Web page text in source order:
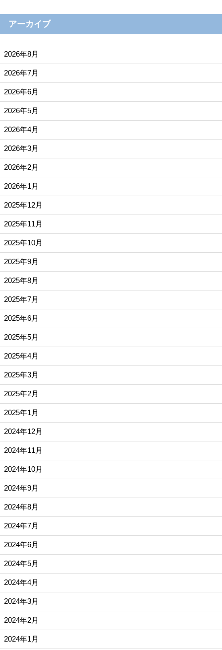
アーカイブ
2026年8月
2026年7月
2026年6月
2026年5月
2026年4月
2026年3月
2026年2月
2026年1月
2025年12月
2025年11月
2025年10月
2025年9月
2025年8月
2025年7月
2025年6月
2025年5月
2025年4月
2025年3月
2025年2月
2025年1月
2024年12月
2024年11月
2024年10月
2024年9月
2024年8月
2024年7月
2024年6月
2024年5月
2024年4月
2024年3月
2024年2月
2024年1月